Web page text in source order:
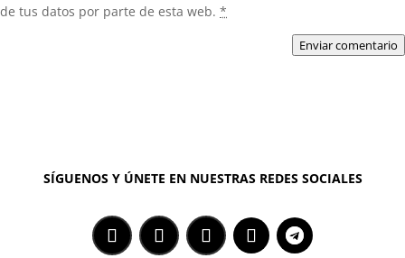
de tus datos por parte de esta web. *
Enviar comentario
SÍGUENOS Y ÚNETE EN NUESTRAS REDES SOCIALES